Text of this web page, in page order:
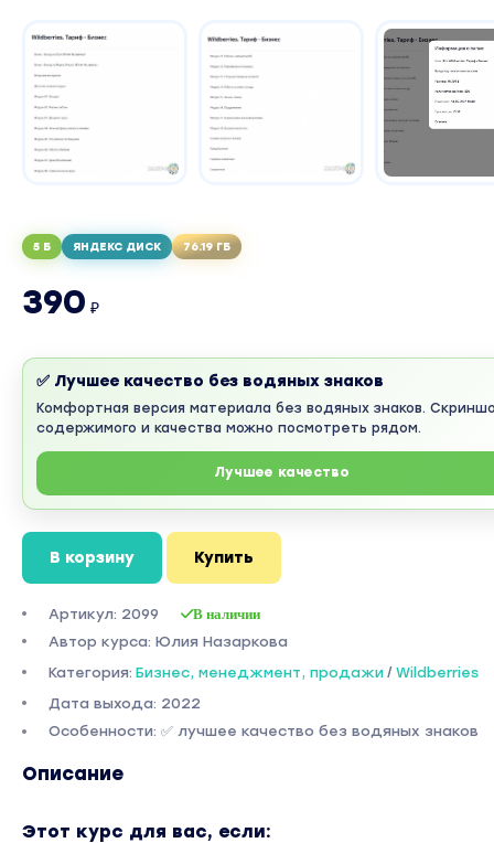
5 Б ЯНДЕКС ДИСК 76.19 ГБ
390 ₽
✅ Лучшее качество без водяных знаков
Комфортная версия материала без водяных знаков.
содержимого и качества можно посмотреть рядом.
Лучшее качество
В корзину Купить
Артикул: 2099 В наличии
Автор курса: Юлия Назаркова
Категория: Бизнес, менеджмент, продажи / Wildberries
Дата выхода: 2022
Особенности: ✅ лучшее качество без водяных знаков
Описание
Этот курс для вас, если: